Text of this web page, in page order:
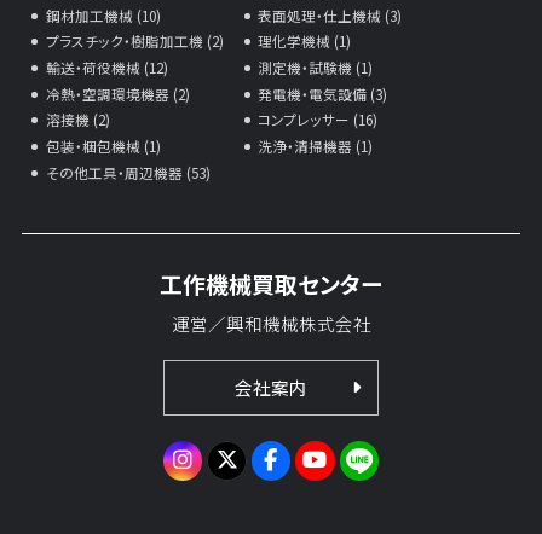
鋼材加工機械 (10)
表面処理・仕上機械 (3)
プラスチック・樹脂加工機 (2)
理化学機械 (1)
輸送・荷役機械 (12)
測定機・試験機 (1)
冷熱・空調環境機器 (2)
発電機・電気設備 (3)
溶接機 (2)
コンプレッサー (16)
包装・梱包機械 (1)
洗浄・清掃機器 (1)
その他工具・周辺機器 (53)
工作機械買取センター
運営／興和機械株式会社
会社案内